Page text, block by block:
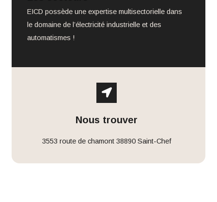
EICD possède une expertise multisectorielle dans
le domaine de l’électricité industrielle et des
automatismes !
Nous trouver
3553 route de chamont 38890 Saint-Chef